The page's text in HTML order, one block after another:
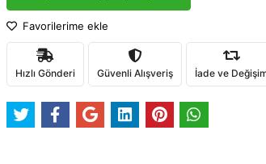
Favorilerime ekle
Hızlı Gönderi Güvenli Alışveriş İade ve